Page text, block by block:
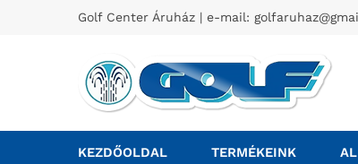
Golf Center Áruház | e-mail:
KEZDŐOLDAL TERMÉKEINK